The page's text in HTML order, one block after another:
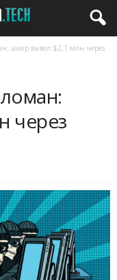
хакер вывел $2,1 млн через
через